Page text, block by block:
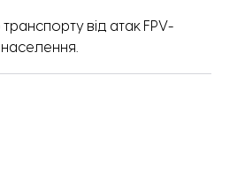
від атак FPV-
населення.